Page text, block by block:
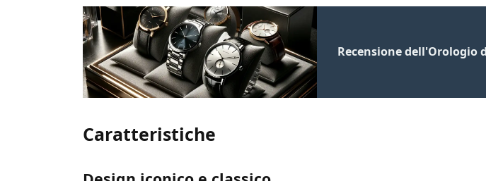
Recensione dell'Orologio
Caratteristiche